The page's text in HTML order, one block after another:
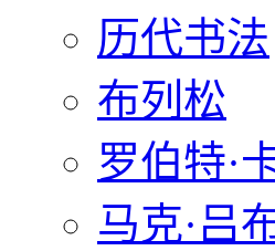
历代书法
布列松
罗伯特·
马克·吕